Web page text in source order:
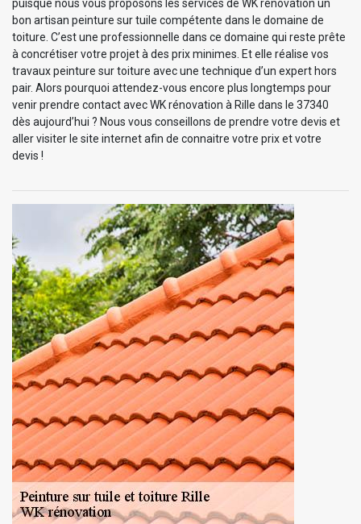
puisque nous vous proposons les services de WK rénovation un
bon artisan peinture sur tuile compétente dans le domaine de
toiture. C’est une professionnelle dans ce domaine qui reste prête
à concrétiser votre projet à des prix minimes. Et elle réalise vos
travaux peinture sur toiture avec une technique d’un expert hors
pair. Alors pourquoi attendez-vous encore plus longtemps pour
venir prendre contact avec WK rénovation à Rille dans le 37340
dès aujourd’hui ? Nous vous conseillons de prendre votre devis et
aller visiter le site internet afin de connaitre votre prix et votre
devis !